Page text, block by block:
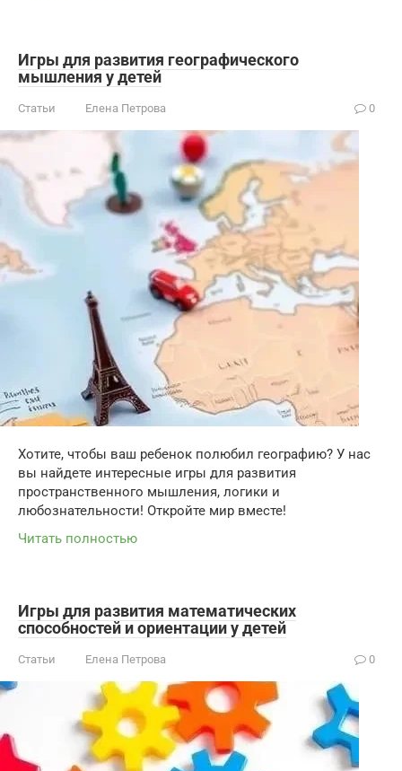
Игры для развития географического
мышления у детей
Статьи Елена Петрова 0
Хотите, чтобы ваш ребенок полюбил географию? У нас
вы найдете интересные игры для развития
пространственного мышления, логики и
любознательности! Откройте мир вместе!
Читать полностью
Игры для развития математических
способностей и ориентации у детей
Статьи Елена Петрова 0